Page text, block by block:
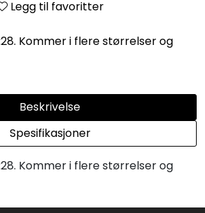
Legg til favoritter
Kommer i flere størrelser og
Beskrivelse
Spesifikasjoner
Kommer i flere størrelser og